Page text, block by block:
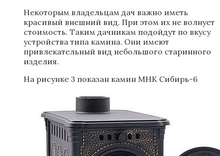
Некоторым владельцам дач важно иметь
красивый внешний вид. При этом их не волнует
стоимость. Таким дачникам подойдут по вкусу
устройства типа камина. Они имеют
привлекательный вид небольшого старинного
изделия.
На рисунке 3 показан камин МНК Сибирь-6